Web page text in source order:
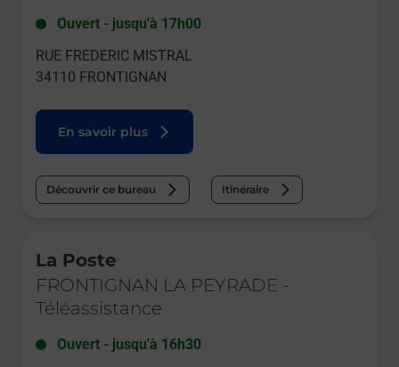
Ouvert - jusqu'à 17h00
RUE FREDERIC MISTRAL
34110 FRONTIGNAN
En savoir plus
Découvrir ce bureau Itinéraire
La Poste
FRONTIGNAN LA PEYRADE -
Téléassistance
Ouvert - jusqu'à 16h30